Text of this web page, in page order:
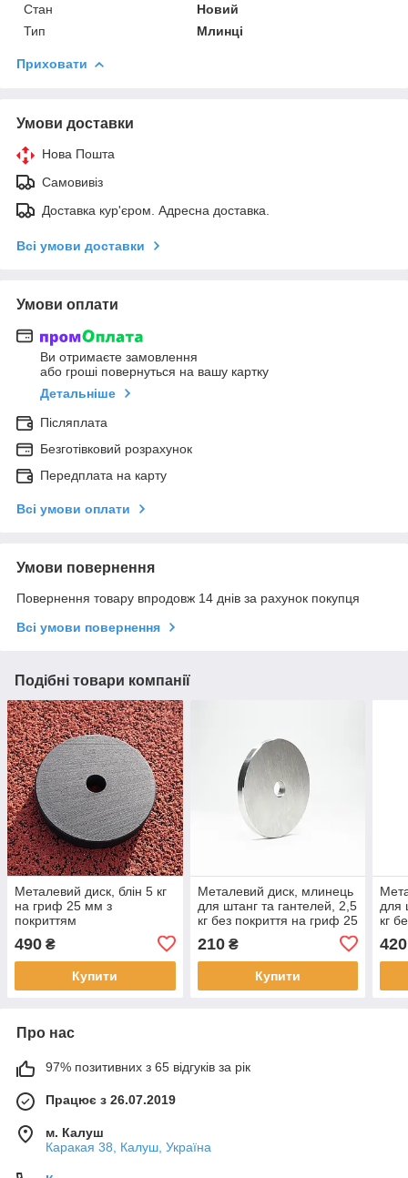
Стан
Новий
Тип
Млинці
Приховати
Умови доставки
Нова Пошта
Самовивіз
Доставка кур'єром. Адресна доставка.
Всі умови доставки
Умови оплати
Ви отримаєте замовлення
або гроші повернуться на вашу картку
Детальніше
Післяплата
Безготівковий розрахунок
Передплата на карту
Всі умови оплати
Умови повернення
Повернення товару впродовж 14 днів за рахунок покупця
Всі умови повернення
Подібні товари компанії
Металевий диск, блін 5 кг
на гриф 25 мм з
покриттям
490 ₴
Купити
Металевий диск, млинець
для штанг та гантелей, 2,5
кг без покриття на гриф 25
210₴
Купити
для
кг
420
Про нас
97% позитивних з 65 відгуків за рік
Працює з 26.07.2019
м. Калуш
Каракая 38, Калуш, Україна